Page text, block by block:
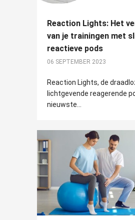
Reaction Lights: Het
van je trainingen met
reactieve pods
06 SEPTEMBER 2023
Reaction Lights, de
lichtgevende reagerende
nieuwste...